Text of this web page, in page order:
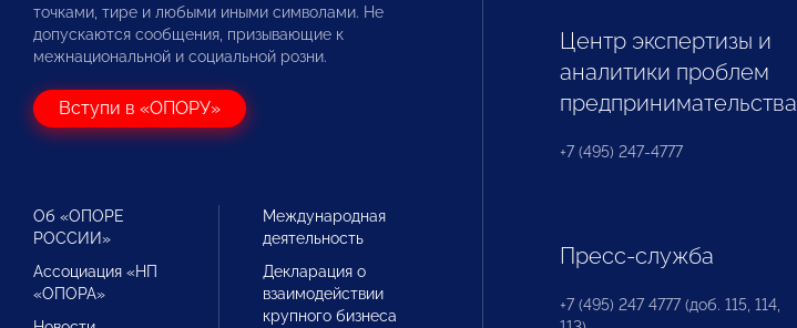
точками, тире и любыми иными символами. Не
допускаются сообщения, призывающие к
межнациональной и социальной розни.
Вступи в «ОПОРУ»
Об «ОПОРЕ
РОССИИ»
Ассоциация «НП
«ОПОРА»
Международная
деятельность
Декларация о
взаимодействии
крупного бизнеса
Центр экспертизы и
аналитики проблем
предпринимательства
+7 (495) 247-4777
Пресс-служба
+7 (495) 247 4777 (доб. 115, 114,